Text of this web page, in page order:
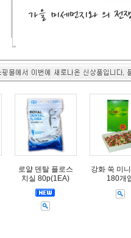
로얄 덴탈 플로스
치실 80p(1EA)
강화 쑥 미
180개